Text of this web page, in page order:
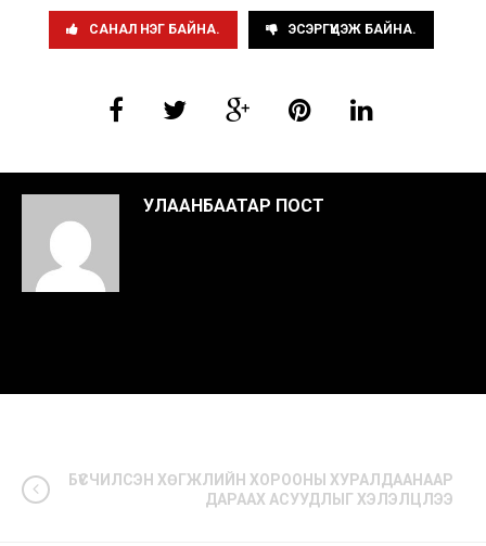
САНАЛ НЭГ БАЙНА. ЭСЭРГҮҮЦЭЖ БАЙНА.
УЛААНБААТАР ПОСТ
БҮСЧИЛСЭН ХӨГЖЛИЙН ХОРООНЫ ХУРАЛДААНААР
ДАРААХ АСУУДЛЫГ ХЭЛЭЛЦЛЭЭ